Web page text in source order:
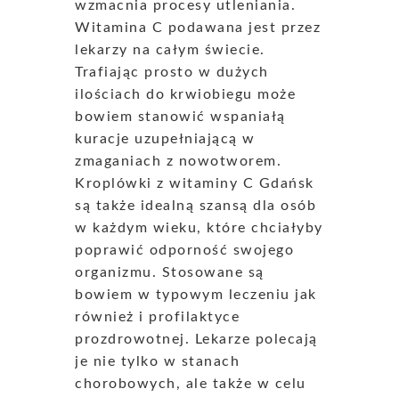
wzmacnia procesy utleniania.
Witamina C podawana jest przez
lekarzy na całym świecie.
Trafiając prosto w dużych
ilościach do krwiobiegu może
bowiem stanowić wspaniałą
kuracje uzupełniającą w
zmaganiach z nowotworem.
Kroplówki z witaminy C Gdańsk
są także idealną szansą dla osób
w każdym wieku, które chciałyby
poprawić odporność swojego
organizmu. Stosowane są
bowiem w typowym leczeniu jak
również i profilaktyce
prozdrowotnej. Lekarze polecają
je nie tylko w stanach
chorobowych, ale także w celu